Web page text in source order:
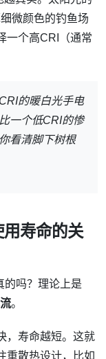
微颜色的钓鱼场
一个高CRI（通常
的暖白光手电
一个低CRI的惨
看清脚下树根
寿命的关
的吗？理论上是
。
，寿命越短。这就
重散热设计，比如